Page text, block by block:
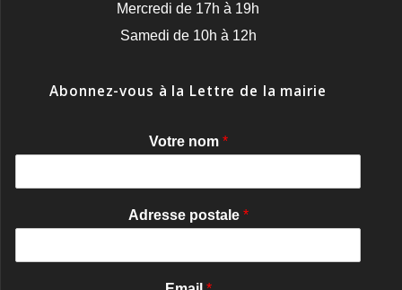
Mercredi de 17h à 19h
Samedi de 10h à 12h
Abonnez-vous à la Lettre de la mairie
Votre nom *
Adresse postale *